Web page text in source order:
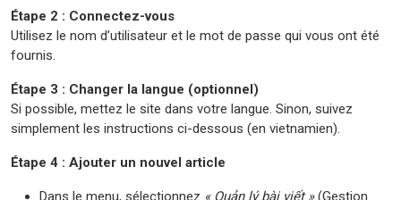
Étape 2 : Connectez-vous
Utilisez le nom d’utilisateur et le mot de passe qui vous ont été
fournis.
Étape 3 : Changer la langue (optionnel)
Si possible, mettez le site dans votre langue. Sinon, suivez
simplement les instructions ci-dessous (en vietnamien).
Étape 4 : Ajouter un nouvel article
Dans le menu, sélectionnez « Quản lý bài viết »(Gestion